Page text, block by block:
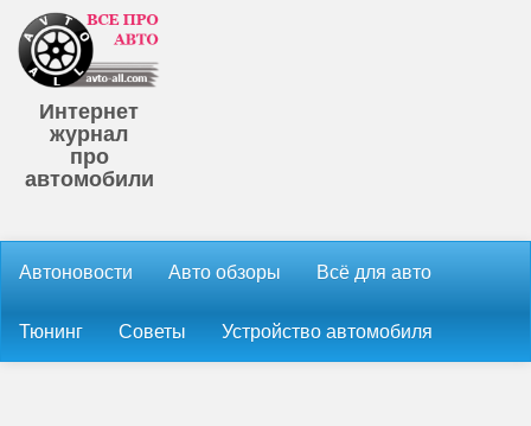
Интернет
журнал
про
автомобили
Автоновости Авто обзоры Всё для авто
Тюнинг Советы Устройство автомобиля